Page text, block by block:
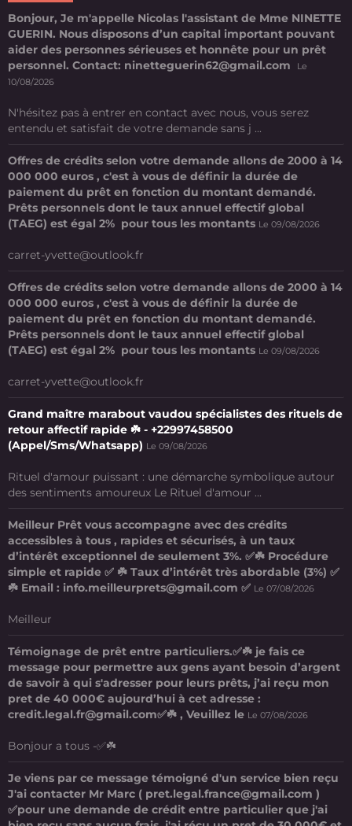
Bonjour, Je m'appelle Nicolas l'assistant de Mme NINETTE
GUERIN. Nous disposons d’un capital important pouvant
aider des personnes sérieuses et honnête pour un prêt
personnel. Contact: ninetteguerin62@gmail.com
Le
10/08/2026
N'hésitez pas à entrer en contact avec nous, vous serez
entendu et satisfait de votre demande sans j ...
Offres de crédits selon votre demande allons de 2000 à 14
000 000 euros , c'est à vous de définir la durée de
paiement du prêt en fonction du montant demandé.
Prêts personnels dont le taux annuel effectif global
(TAEG) est égal 2% pour tous les montants Le 09/08/2026
carret-yvette@outlook.fr
Offres de crédits selon votre demande allons de 2000 à 14
000 000 euros , c'est à vous de définir la durée de
paiement du prêt en fonction du montant demandé.
Prêts personnels dont le taux annuel effectif global
(TAEG) est égal 2% pour tous les montants Le 09/08/2026
carret-yvette@outlook.fr
Grand maître marabout vaudou spécialistes des rituels de
retour affectif rapide ☘️ - +22997458500
(Appel/Sms/Whatsapp) Le 09/08/2026
Rituel d'amour puissant : une démarche symbolique autour
des sentiments amoureux Le Rituel d'amour ...
Meilleur Prêt vous accompagne avec des crédits
accessibles à tous , rapides et sécurisés, à un taux
d’intérêt exceptionnel de seulement 3%. ✅☘️ Procédure
simple et rapide ✅ ☘️ Taux d’intérêt très abordable (3%) ✅
☘️ Email : info.meilleurprets@gmail.com ✅ Le 07/08/2026
Meilleur
Témoignage de prêt entre particuliers.✅☘️ je fais ce
message pour permettre aux gens ayant besoin d’argent
de savoir à qui s'adresser pour leurs prêts, j’ai reçu mon
pret de 40 000€ aujourd’hui à cet adresse :
credit.legal.fr@gmail.com✅☘️ , Veuillez le Le 07/08/2026
Bonjour a tous -✅☘️
Je viens par ce message témoigné d'un service bien reçu
J'ai contacter Mr Marc ( pret.legal.france@gmail.com )
✅pour une demande de crédit entre particulier que j'ai